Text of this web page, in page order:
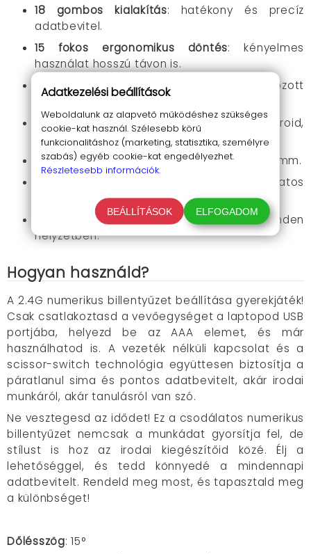
18 gombos kialakítás: hatékony és precíz
adatbevitel.
15 fokos ergonomikus döntés: kényelmes
használat hosszú távon is.
Elem merülés kijelző
: mindig tájékozott
Széles kompatibilitás
: Windows, Mac, Android,
Linux támogatás.
Kompakt és hordozható: csak 140 x 85 x 20 mm.
: bámulatos
érzet és tartósság.
Külön vevőegység: stabil kapcsolat minden
helyzetben.
Hogyan használd?
A 2.4G numerikus billentyűzet beállítása gyerekjáték!
Csak csatlakoztasd a vevőegységet a laptopod USB
portjába, helyezd be az AAA elemet, és már
használhatod is. A vezeték nélküli kapcsolat és a
scissor-switch technológia együttesen biztosítja a
páratlanul sima és pontos adatbevitelt, akár irodai
munkáról, akár tanulásról van szó.
Ne vesztegesd az idődet! Ez a csodálatos numerikus
billentyűzet nemcsak a munkádat gyorsítja fel, de
stílust is hoz az irodai kiegészítőid közé. Élj a
lehetőséggel, és tedd könnyedé a mindennapi
adatbevitelt. Rendeld meg most, és tapasztald meg
a különbséget!
Dőlésszög: 15°
Adatkezelési beállítások
Weboldalunk az alapvető működéshez szükséges
cookie-kat használ. Szélesebb körű
funkcionalitáshoz (marketing, statisztika, személyre
szabás) egyéb cookie-kat engedélyezhet.
Részletesebb információk.
BEÁLLÍTÁSOK ELFOGADOM